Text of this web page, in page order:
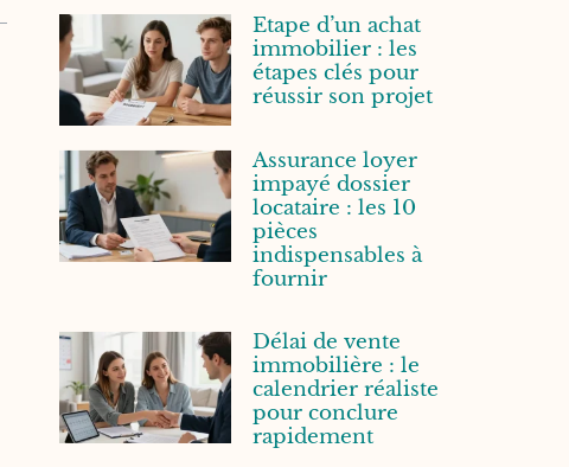
Etape d’un achat
immobilier : les
étapes clés pour
réussir son projet
Assurance loyer
impayé dossier
locataire : les 10
pièces
indispensables à
fournir
Délai de vente
immobilière : le
calendrier réaliste
pour conclure
rapidement